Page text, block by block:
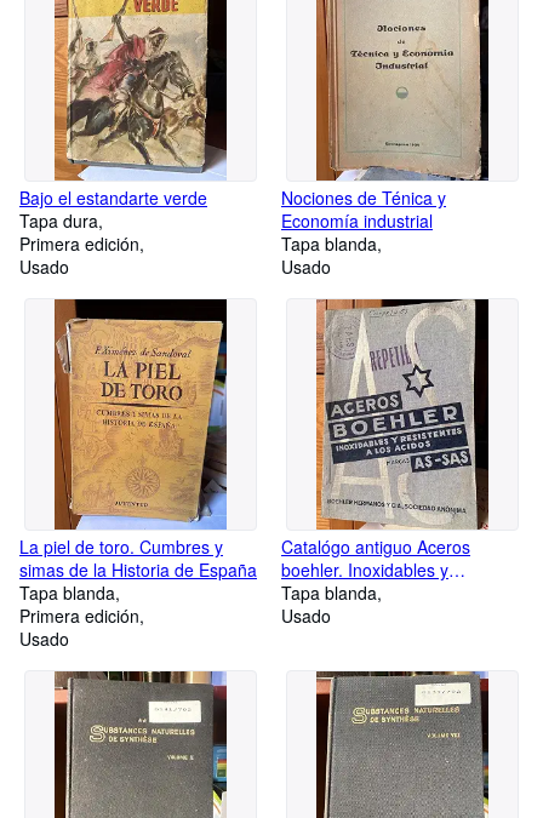
Bajo el estandarte verde
Tapa dura
Primera edición
Usado
Nociones de Ténica y
Economía industrial
Tapa blanda
Usado
La piel de toro. Cumbres y
simas de la Historia de España
Tapa blanda
Primera edición
Usado
Catalógo antiguo Aceros
boehler. Inoxidables y
resistentes a los ácidos.
Marcas As-sas
Tapa blanda
Usado